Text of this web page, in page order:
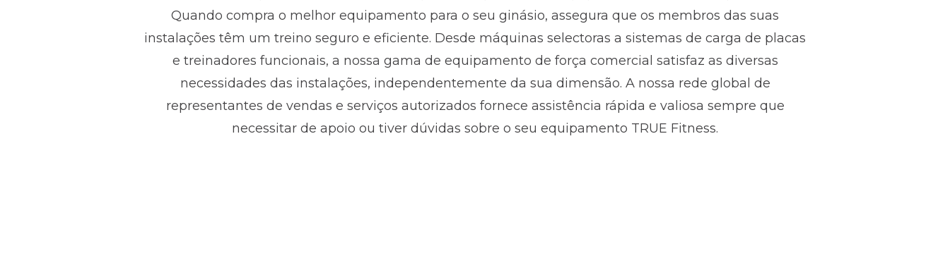
Quando compra o melhor equipamento para o seu ginásio, assegura que os membros das suas
instalações têm um treino seguro e eficiente. Desde máquinas selectoras a sistemas de carga de placas
e treinadores funcionais, a nossa gama de equipamento de força comercial satisfaz as diversas
necessidades das instalações, independentemente da sua dimensão. A nossa rede global de
representantes de vendas e serviços autorizados fornece assistência rápida e valiosa sempre que
necessitar de apoio ou tiver dúvidas sobre o seu equipamento TRUE Fitness.